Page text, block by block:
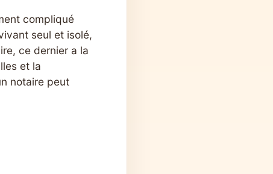
compliqué
seul et isolé,
ce dernier a la
et la
notaire peut